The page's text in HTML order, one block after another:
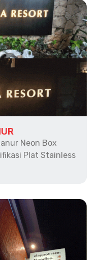
Neon Box
Plat Stainless